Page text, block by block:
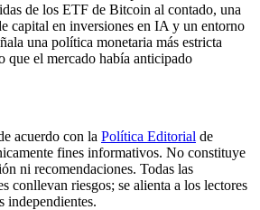
de los ETF de Bitcoin al contado, una
capital en inversiones en IA y un entorno
una política monetaria más estricta
que el mercado había anticipado
acuerdo con la Política Editorial de
fines informativos. No constituye
ni recomendaciones. Todas las
conllevan riesgos; se alienta a los lectores
independientes.